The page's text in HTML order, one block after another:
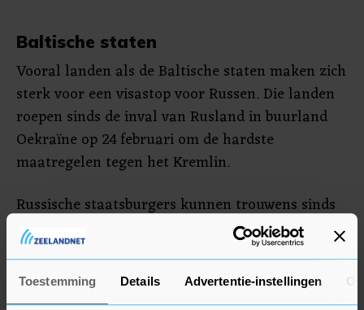
Toestemming Details Advertentie-instellingen
Baltische staten
Vooral landen als de Baltische staten maken zich
sterk voor een visastop voor Russen. Die landen
roepen sinds de inval van Rusland in buurland
Oekraïne op 24 februari om de hardste
maatregelen tegen het Kremlin.
Russische staatsburgers kunnen trouwens sinds
eind april al geen visum voor een kort verblijf
meer aanvragen bij de Nederlandse ambassade in
Moskou. Dat komt omdat er te weinig diplomaten
zijn om de afdeling consulaire zaken van de